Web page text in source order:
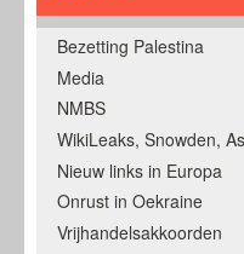
Bezetting Palestina
Media
NMBS
WikiLeaks, Snowden,
Nieuw links in Europa
Onrust in Oekraine
Vrijhandelsakkoorden